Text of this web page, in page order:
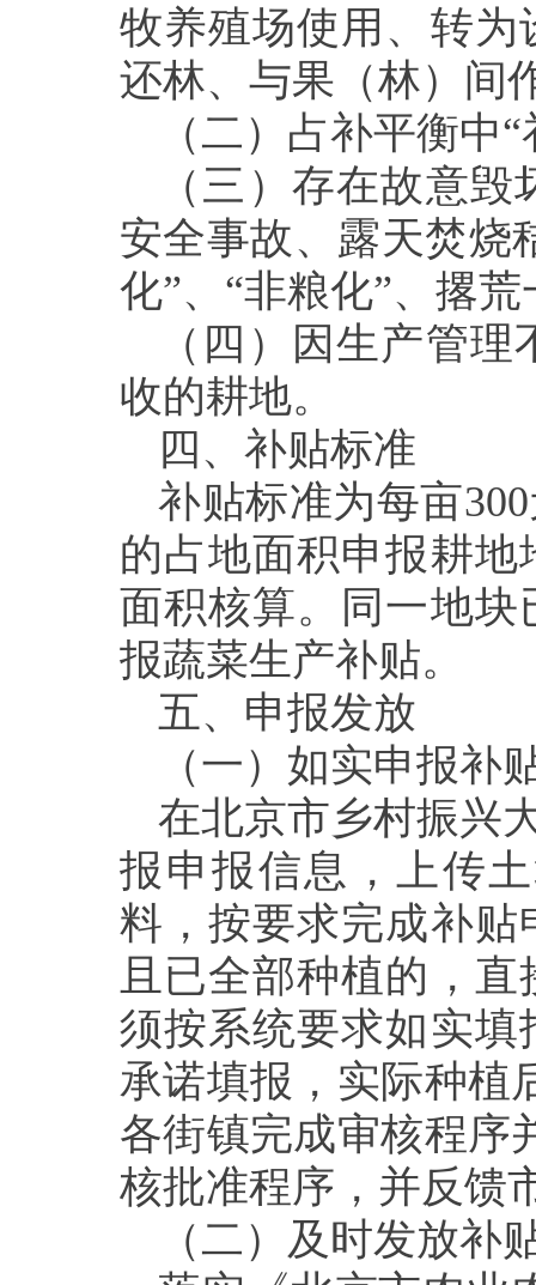
牧养殖场使用、转
还林、与果（林）间
（二）占补平衡中
（三 ） 存在故意毁
安全事故、 露天焚烧
化”、“非粮化”、撂荒
（ 四 ）
因生产管理
收的耕地。
四、 补贴标准
补贴标准为每亩
的占地面积申报耕地
面积核算。
同一地块
报蔬菜生产补贴。
五、 申报发放
（一）如实申报补
在北京市乡村振兴
报申报信息，上传
料，按要求完成补贴
且已全部种植的，
须按系统要求如实填
承诺填报，实际种植
各街镇完成审核程序
核批准程序，并反馈
（二）及时发放补